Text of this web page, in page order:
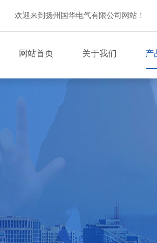
欢迎来到扬州国华电气有限公司网站！
网站首页 关于我们 产